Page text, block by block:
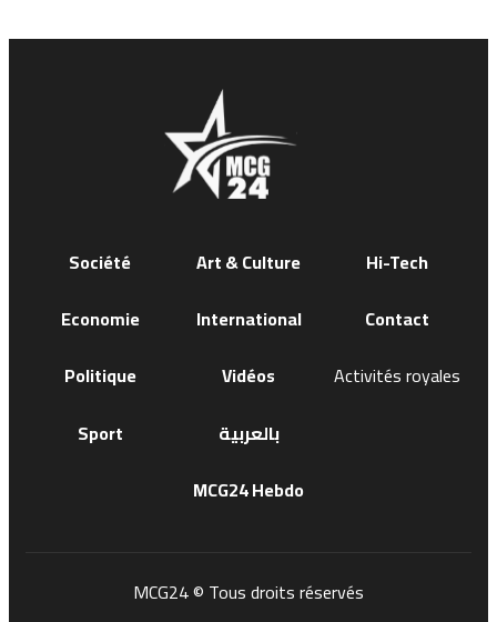
Société
Economie
Politique
Sport
Art & Culture
International
Vidéos
بالعربية
MCG24 Hebdo
Hi-Tech
Contact
Activités royales
MCG24 © Tous droits réservés